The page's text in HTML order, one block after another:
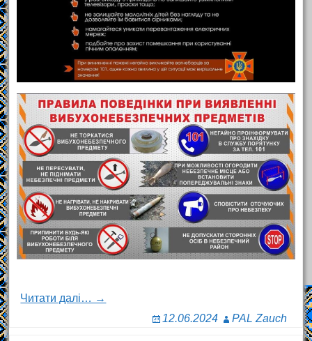
Читати далі… →
12.06.2024
PAL Zauch